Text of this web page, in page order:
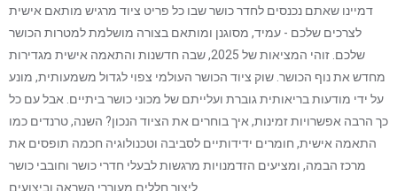
דמיינו שאתם נכנסים לחדר כושר שבו כל פריט ציוד מרגיש מותאם אישית
לצרכים שלכם - עמיד, מסוגנן ומותאם בצורה מושלמת למטרות הכושר
שלכם. זוהי המציאות של 2025, שבה חדשנות והתאמה אישית מגדירות
מחדש את נוף הכושר. שוק ציוד הכושר העולמי צפוי לגדול משמעותית, מונע
על ידי מודעות בריאותית גוברת ועלייתם של מכוני כושר ביתיים. אבל עם כל
כך הרבה אפשרויות זמינות, איך בוחרים את הציוד הנכון? השנה, טרנדים כמו
התאמה אישית, חומרים ידידותיים לסביבה וטכנולוגיה חכמה תופסים את
מרכז הבמה, ומציעים הזדמנויות מרגשות לבעלי חדרי כושר וחובבי כושר